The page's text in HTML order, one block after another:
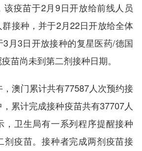
该疫苗于2月9日开放给前线人员
接种，并于2月22日开放给全体
月3日开放接种的复星医药/德国
苗尚未到第二剂接种日期。
澳门累计共有77587人次预约接
累计完成接种疫苗共有37707人
，卫生局有一系列程序提醒接种
剂疫苗。接种者完成两剂疫苗接